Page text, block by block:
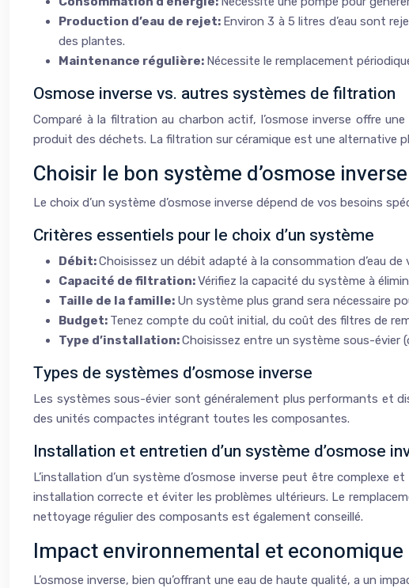
Production d’eau de rejet: Environ 3 à 5 litres d’eau sont
des plantes.
Maintenance régulière: Nécessite le remplacement
Osmose inverse vs. autres systèmes de filtration
Comparé à la filtration au charbon actif, l’osmose inverse offre
produit des déchets. La filtration sur céramique est une alternative
Choisir le bon système d’osmose inverse
Le choix d’un système d’osmose inverse dépend de vos besoins
Critères essentiels pour le choix d’un système
Débit:Choisissez un débit adapté à la consommation d’eau
Capacité de filtration:Vérifiez la capacité du système à
Taille de la famille: Un système plus grand sera nécessaire
Budget: Tenez compte du coût initial, du coût des filtres de
Type d’installation:Choisissez entre un système sous-évier
Types de systèmes d’osmose inverse
Les systèmes sous-évier sont généralement plus performants et
des unités compactes intégrant toutes les composantes.
Installation et entretien d’un système d’osmose
L’installation d’un système d’osmose inverse peut être complexe
installation correcte et éviter les problèmes ultérieurs. Le
nettoyage régulier des composants est également conseillé.
Impact environnemental et economique
L’osmose inverse, bien qu’offrant une eau de haute qualité, a un